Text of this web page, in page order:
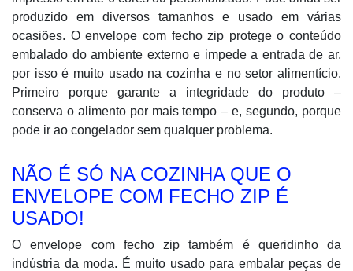
produzido em diversos tamanhos e usado em várias
ocasiões. O envelope com fecho zip protege o conteúdo
embalado do ambiente externo e impede a entrada de ar,
por isso é muito usado na cozinha e no setor alimentício.
Primeiro porque garante a integridade do produto –
conserva o alimento por mais tempo – e, segundo, porque
pode ir ao congelador sem qualquer problema.
NÃO É SÓ NA COZINHA QUE O
ENVELOPE COM FECHO ZIP É
USADO!
O envelope com fecho zip também é queridinho da
indústria da moda. É muito usado para embalar peças de